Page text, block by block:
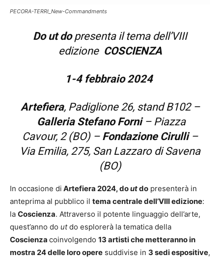
PECORA-TERRI_New-Commandments
Do utdo presenta il tema dell’VIII
edizione COSCIENZA
1-4 febbraio 2024
Artefiera, Padiglione 26, stand B102 –
Galleria Stefano Forni– Piazza
Cavour, 2 (BO) – Fondazione Cirulli–
Via Emilia, 275, San Lazzaro di Savena
(BO)
In occasione di Artefiera 2024,doutdo presenterà in
anteprima al pubblico il tema centrale dell’VIII edizione:
la Coscienza. Attraverso il potente linguaggio dell’arte,
quest’anno do utdo esplorerà la tematica della
Coscienza coinvolgendo 13 artisti che metteranno in
mostra 24 delle loro opere suddivise in 3 sedi espositive,